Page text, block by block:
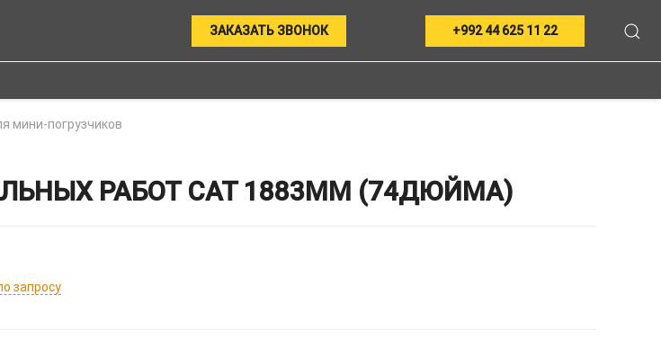
ЗАКАЗАТЬ ЗВОНОК +992 44 625 11 22
мини-погрузчиков
РАБОТ CAT 1883ММ (74ДЮЙМА)
запросу